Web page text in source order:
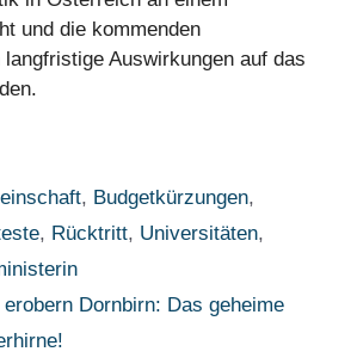
und die kommenden
langfristige Auswirkungen auf das
, Budgetkürzungen,
, Rücktritt, Universitäten,
erobern Dornbirn: Das geheime